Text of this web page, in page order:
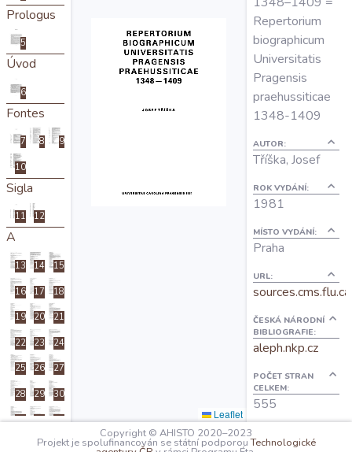
O projektu
Nápověda
Prologus
5
Úvod
6
Fontes
7 8 9
10
Sigla
11 12
A
13 14 15
16 17 18
19 20 21
22 23 24
25 26 27
28 29 30
31 32 33
35 36
Leaflet
Repertorium
biographicum
Universitatis
Pragensis
praehussiticae
1348-1409
AUTOR:
Tříška, Josef
ROK VYDÁNÍ:
1981
MÍSTO VYDÁNÍ:
Praha
URL:
ČESKÁ NÁRODNÍ
BIBLIOGRAFIE:
aleph.nkp.cz
POČET STRAN
CELKEM:
555
PŘEDMLUVY
Copyright © AHISTO 2020–2023
Projekt je spolufinancován se státní podporouTechnologické